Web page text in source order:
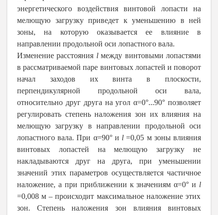
энергетического воздействия винтовой лопасти на
мелющую загрузку приведет к уменьшению в ней
зоны, на которую оказывается ее влияние в
направлении продольной оси лопастного вала.
Изменение расстояния lмежду винтовыми лопастями
в рассматриваемой паре винтовых лопастей и поворот
начал заходов их винта в плоскости,
перпендикулярной продольной оси вала,
относительно друг друга на угол α=0°...90° позволяет
регулировать степень наложения зон их влияния на
мелющую загрузку в направлении продольной оси
лопастного вала. При α=90° и l =0,05 м зоны влияния
винтовых лопастей на мелющую загрузку не
накладываются друг на друга, при уменьшении
значений этих параметров осуществляется частичное
наложение, а при приближении к значениям α=0° и l
=0,008 м – происходит максимальное наложение этих
зон. Степень наложения зон влияния винтовых